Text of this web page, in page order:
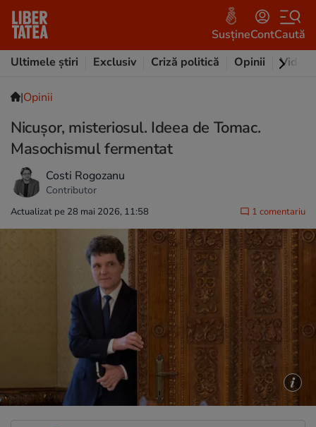
SusțineContCaută
Ultimele știri
Exclusiv Criză politică Opinii Video
|Opinii
Nicușor, misteriosul. Ideea de Tomac.
Masochismul fermentat
Costi Rogozanu
Contributor
Actualizat pe 28 mai 2026, 11:58 1 comentariu